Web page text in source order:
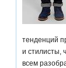
тенденций
и стилисты,
всем